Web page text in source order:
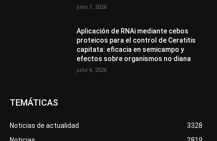
julio 7, 2026
Aplicación de RNAi mediante cebos
proteicos para el control de Ceratitis
capitata: eficacia en semicampo y
efectos sobre organismos no diana
julio 6, 2026
TEMÁTICAS
Noticias de actualidad
3328